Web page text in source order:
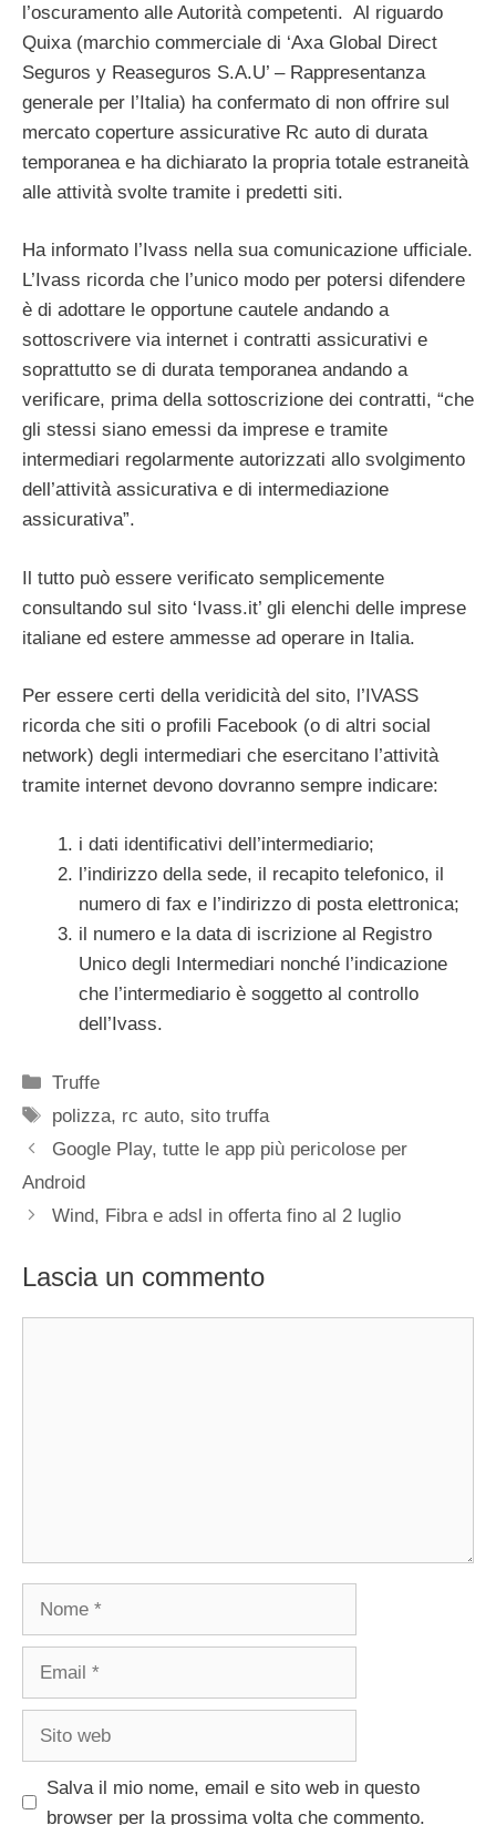
l’oscuramento alle Autorità competenti. Al riguardo
Quixa (marchio commerciale di ‘Axa Global Direct
Seguros y Reaseguros S.A.U’ – Rappresentanza
generale per l’Italia) ha confermato di non offrire sul
mercato coperture assicurative Rc auto di durata
temporanea e ha dichiarato la propria totale estraneità
alle attività svolte tramite i predetti siti.
Ha informato l’Ivass nella sua comunicazione ufficiale.
L’Ivass ricorda che l’unico modo per potersi difendere
è di adottare le opportune cautele andando a
sottoscrivere via internet i contratti assicurativi e
soprattutto se di durata temporanea andando a
verificare, prima della sottoscrizione dei contratti, “che
gli stessi siano emessi da imprese e tramite
intermediari regolarmente autorizzati allo svolgimento
dell’attività assicurativa e di intermediazione
assicurativa”.
Il tutto può essere verificato semplicemente
consultando sul sito ‘Ivass.it’ gli elenchi delle imprese
italiane ed estere ammesse ad operare in Italia.
Per essere certi della veridicità del sito, l’IVASS
ricorda che siti o profili Facebook (o di altri social
network) degli intermediari che esercitano l’attività
tramite internet devono dovranno sempre indicare:
i dati identificativi dell’intermediario;
l’indirizzo della sede, il recapito telefonico, il
numero di fax e l’indirizzo di posta elettronica;
il numero e la data di iscrizione al Registro
Unico degli Intermediari nonché l’indicazione
che l’intermediario è soggetto al controllo
dell’Ivass.
Categorie
Truffe
Tag
polizza, rc auto,sito truffa
Google Play, tutte le app più pericolose per
Android
Wind, Fibra e adsl in offerta fino al 2 luglio
Lascia un commento
Salva il mio nome, email e sito web in questo
browser per la prossima volta che commento.